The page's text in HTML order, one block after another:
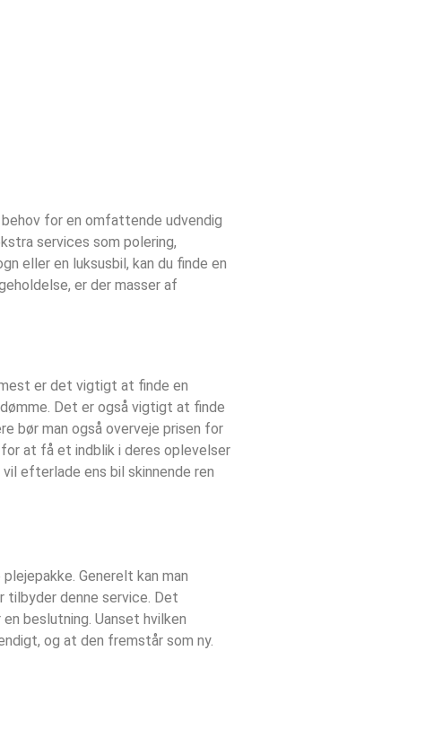
for en omfattende udvendig
services som polering,
eller en luksusbil, kan du finde en
er der masser af
er det vigtigt at finde en
Det er også vigtigt at finde
bør man også overveje prisen for
at få et indblik i deres oplevelser
efterlade ens bil skinnende ren
Generelt kan man
tilbyder denne service. Det
beslutning. Uanset hvilken
og at den fremstår som ny.